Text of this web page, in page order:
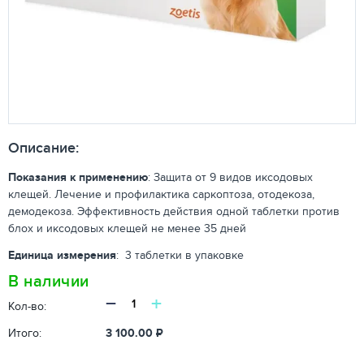
Описание:
Показания к применению: Защита от 9 видов иксодовых
клещей. Лечение и профилактика саркоптоза, отодекоза,
демодекоза. Эффективность действия одной таблетки против
блох и иксодовых клещей не менее 35 дней
Единица измерения: 3 таблетки в упаковке
В наличии
Кол-во: − +
Итого: 3 100.00 ₽